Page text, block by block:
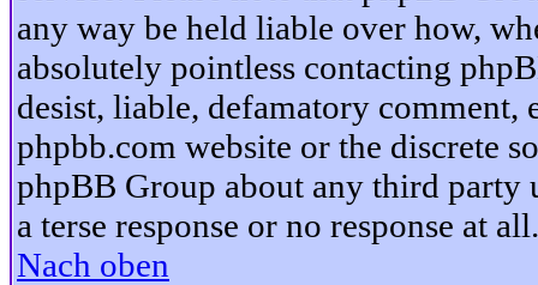
any way be held liable over how,
absolutely pointless contacting
desist, liable, defamatory
phpbb.com website or the discrete
phpBB Group about any third party
a terse response or no response at all.
Nach oben